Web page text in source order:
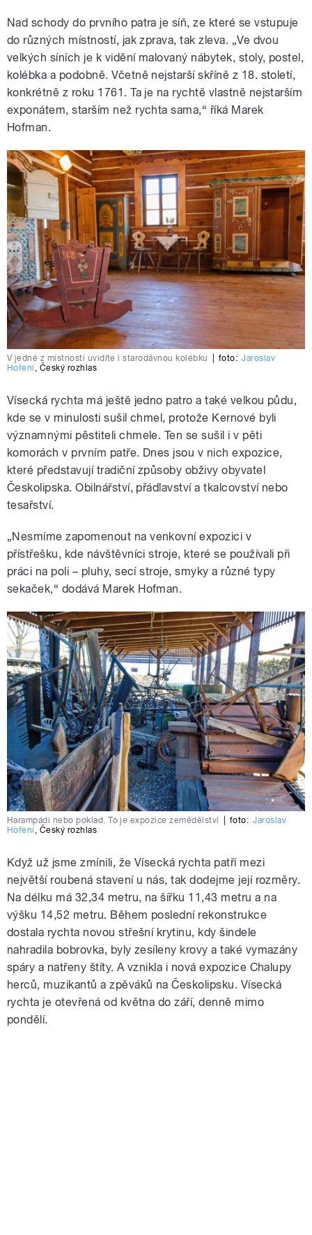
Nad schody do prvního patra je síň, ze které se vstupuje
do různých místností, jak zprava, tak zleva. „Ve dvou
velkých síních je k vidění malovaný nábytek, stoly, postel,
kolébka a podobně. Včetně nejstarší skříně z 18. století,
konkrétně z roku 1761. Ta je na rychtě vlastně nejstarším
exponátem, starším než rychta sama,“ říká Marek
Hofman.
V jedné z místností uvidíte i starodávnou kolébku foto: Jaroslav
Hoření, Český rozhlas
Vísecká rychta má ještě jedno patro a také velkou půdu,
kde se v minulosti sušil chmel, protože Kernové byli
významnými pěstiteli chmele. Ten se sušil i v pěti
komorách v prvním patře. Dnes jsou v nich expozice,
které představují tradiční způsoby obživy obyvatel
Českolipska. Obilnářství, přádlavství a tkalcovství nebo
tesařství.
„Nesmíme zapomenout na venkovní expozici v
přístřešku, kde návštěvníci stroje, které se používali při
práci na poli – pluhy, secí stroje, smyky a různé typy
sekaček,“ dodává Marek Hofman.
Harampádí nebo poklad. To je expozice zemědělství foto: Jaroslav
Hoření Český rozhlas
Když už jsme zmínili, že Vísecká rychta patří mezi
největší roubená stavení u nás, tak dodejme její rozměry.
Na délku má 32,34 metru, na šířku 11,43 metru a na
výšku 14,52 metru. Během poslední rekonstrukce
dostala rychta novou střešní krytinu, kdy šindele
nahradila bobrovka, byly zesíleny krovy a také vymazány
spáry a natřeny štíty. A vznikla i nová expozice Chalupy
herců, muzikantů a zpěváků na Českolipsku. Vísecká
rychta je otevřená od května do září, denně mimo
pondělí.